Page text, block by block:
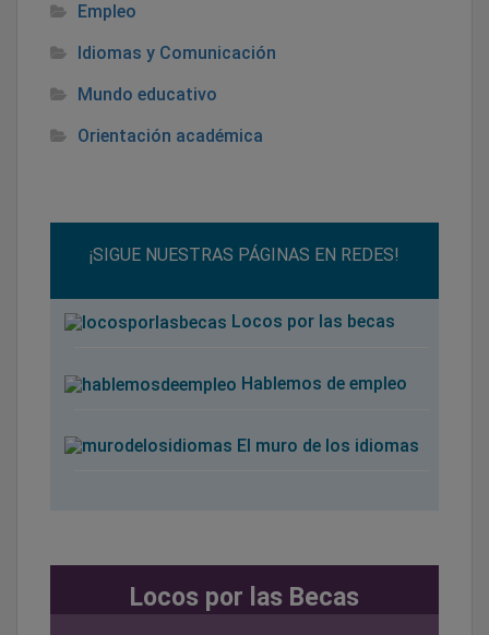
Empleo
Idiomas y Comunicación
Mundo educativo
Orientación académica
¡SIGUE NUESTRAS PÁGINAS EN REDES!
Locos por las becas
Hablemos de empleo
El muro de los idiomas
Locos por las Becas